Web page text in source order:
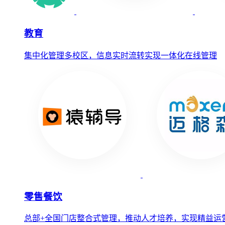
教育
集中化管理多校区，信息实时流转实现一体化在线管理
零售餐饮
总部+全国门店整合式管理，推动人才培养，实现精益运